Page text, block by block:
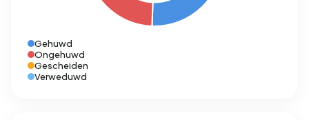
Gehuwd
Ongehuwd
Gescheiden
Verweduwd